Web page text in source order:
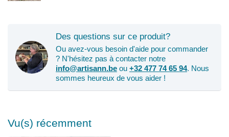
Des questions sur ce produit?
Ou avez-vous besoin d'aide pour commander
? N'hésitez pas à contacter notre
info@artisann.be ou +32 477 74 65 94. Nous
sommes heureux de vous aider !
Vu(s) récemment